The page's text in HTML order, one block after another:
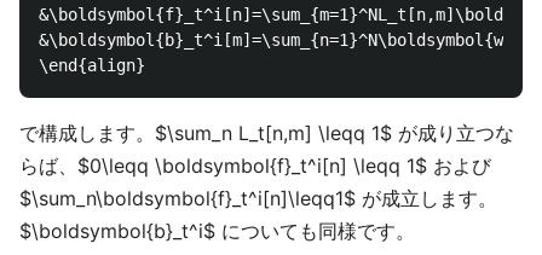
で構成します。$\sum_n L_t[n,m] \leqq 1$ が成り立つな
らば、$0\leqq \boldsymbol{f}_t^i[n] \leqq 1$ および
$\sum_n\boldsymbol{f}_t^i[n]\leqq1$ が成立します。
$\boldsymbol{b}_t^i$ についても同様です。